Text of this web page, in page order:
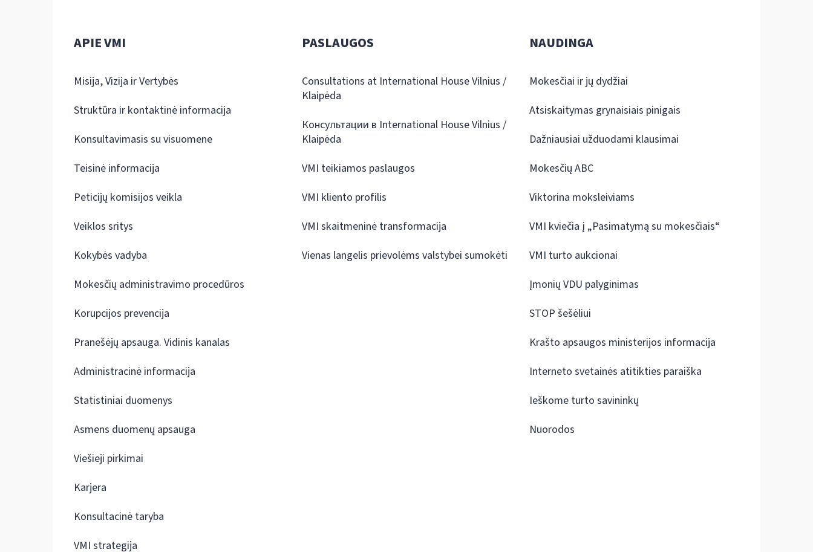
APIE VMI
Misija, Vizija ir Vertybės
Struktūra ir kontaktinė informacija
Konsultavimasis su visuomene
Teisinė informacija
Peticijų komisijos veikla
Veiklos sritys
Kokybės vadyba
Mokesčių administravimo procedūros
Korupcijos prevencija
Pranešėjų apsauga. Vidinis kanalas
Administracinė informacija
Statistiniai duomenys
Asmens duomenų apsauga
Viešieji pirkimai
Karjera
Konsultacinė taryba
VMI strategija
PASLAUGOS
Consultations at International House Vilnius /
Klaipėda
Консультации в International House Vilnius /
Klaipėda
VMI teikiamos paslaugos
VMI kliento profilis
VMI skaitmeninė transformacija
Vienas langelis prievolėms valstybei sumokėti
NAUDINGA
Mokesčiai ir jų dydžiai
Atsiskaitymas grynaisiais pinigais
Dažniausiai užduodami klausimai
Mokesčių ABC
Viktorina moksleiviams
VMI kviečia į „Pasimatymą su mokesčiais“
VMI turto aukcionai
Įmonių VDU palyginimas
STOP šešėliui
Krašto apsaugos ministerijos informacija
Interneto svetainės atitikties paraiška
Ieškome turto savininkų
Nuorodos